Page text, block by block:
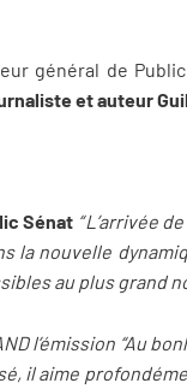
général de
et auteur
Sénat “ L’arrivée
la nouvelle
au plus grand
l’émission “Au
il aime